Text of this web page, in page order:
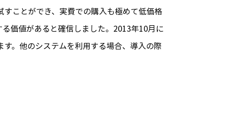
ことができ、実費での購入も極めて低価格
価値があると確信しました。2013年10月に
。他のシステムを利用する場合、導入の際